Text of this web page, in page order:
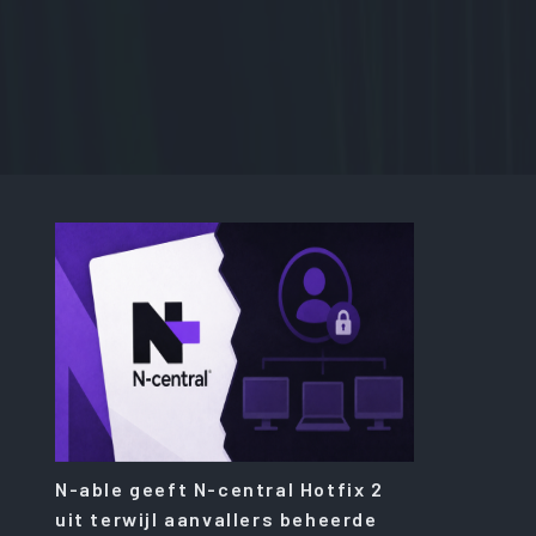
N-able geeft N-central Hotfix 2
uit terwijl aanvallers beheerde